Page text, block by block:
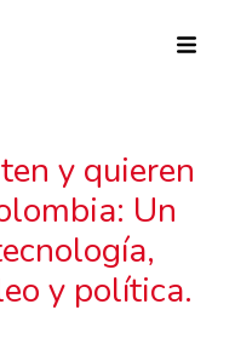
y quieren
Un
y política.